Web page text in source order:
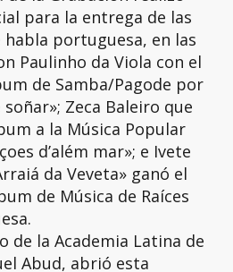
para la entrega de las
portuguesa, en las
Paulinho da Viola con el
de Samba/Pagode por
Zeca Baleiro que
a la Música Popular
d’além mar»; e Ivete
da Veveta» ganó el
de Música de Raíces
de la Academia Latina de
Abud, abrió esta